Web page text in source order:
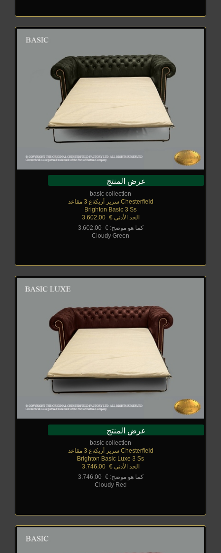
عرض المنتج
basic collection
Chesterfield سرير أريكةع 3 مقاعد
Brighton Basic 3 Ss
الحد الأدنى € _
3.602,00
كما هو موضح: € _
3.602,00
Cloudy Green
عرض المنتج
basic collection
Chesterfield سرير أريكةع 3 مقاعد
Brighton Basic Luxe 3 Ss
الحد الأدنى € _
3.746,00
كما هو موضح: € _
3.746,00
Cloudy Red